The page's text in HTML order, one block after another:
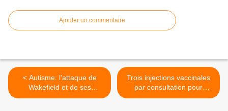
Ajouter un commentaire
< Autisme: l'attaque de
Wakefield et de ses
collègues était "une chasse
Trois injections vaccinales
par consultation pour
booster l'adhésion des